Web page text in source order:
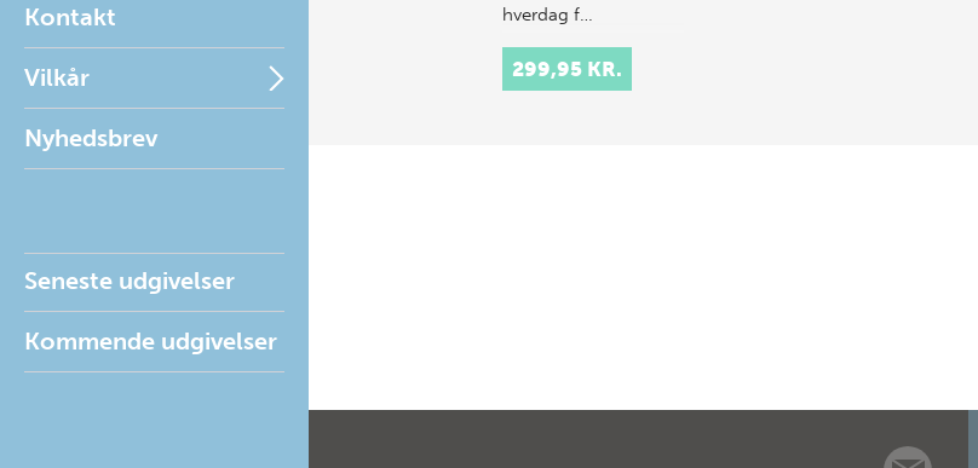
Kontakt
Vilkår
Nyhedsbrev
Seneste udgivelser
Kommende udgivelser
hverdag f…
299,95 KR.